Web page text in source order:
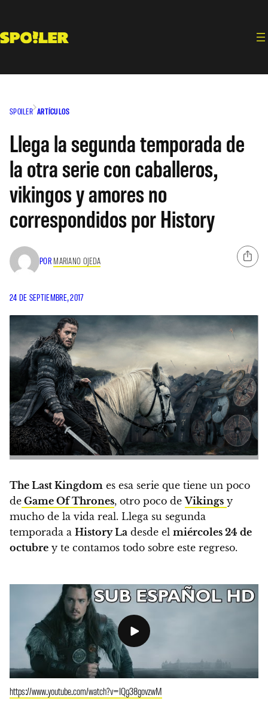
contenido
SPOILER ARTÍCULOS
Llega la segunda temporada de
la otra serie con caballeros,
vikingos y amores no
correspondidos por History
POR MARIANO OJEDA
24 DE SEPTIEMBRE, 2017
The Last Kingdom es esa serie que tiene un poco
de Game Of Thrones, otro poco deVikings y
mucho de la vida real. Llega su segunda
temporada a History La desde el miércoles 24 de
octubre y te contamos todo sobre este regreso.
https://www.youtube.com/watch?v=IQg38govzwM